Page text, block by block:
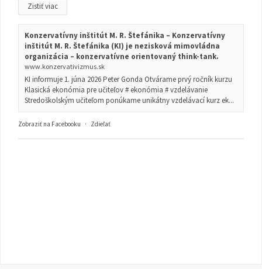
Zistiť viac
Konzervatívny inštitút M. R. Štefánika – Konzervatívny
inštitút M. R. Štefánika (KI) je nezisková mimovládna
organizácia – konzervatívne orientovaný think-tank.
www.konzervativizmus.sk
KI informuje 1. júna 2026 Peter Gonda Otvárame prvý ročník kurzu
Klasická ekonómia pre učiteľov # ekonómia # vzdelávanie
Stredoškolským učiteľom ponúkame unikátny vzdelávací kurz ek...
Zobraziť na Facebooku · Zdieľať